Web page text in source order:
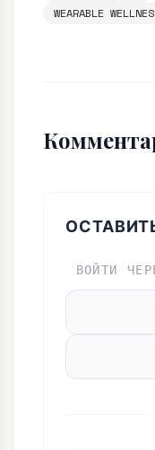
WEARABLE
ВОЙТИ